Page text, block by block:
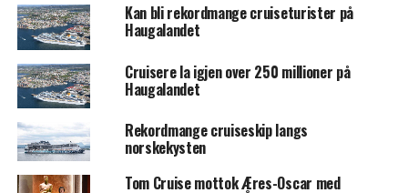
Kan bli rekordmange cruiseturister på
Haugalandet
Cruisere la igjen over 250 millioner på
Haugalandet
Rekordmange cruiseskip langs
norskekysten
Tom Cruise mottok Æres-Oscar med